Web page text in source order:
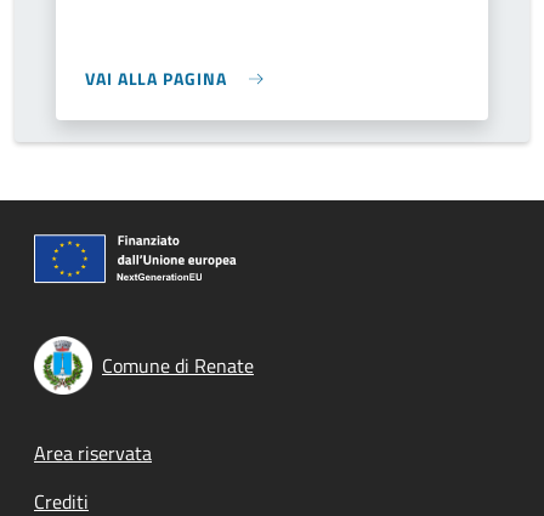
VAI ALLA PAGINA
Comune di Renate
Footer menu
Area riservata
Crediti